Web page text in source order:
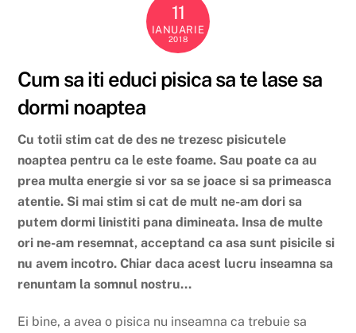
11
IANUARIE
2018
Cum sa iti educi pisica sa te lase sa
dormi noaptea
Cu totii stim cat de des ne trezesc pisicutele
noaptea pentru ca le este foame. Sau poate ca au
prea multa energie si vor sa se joace si sa primeasca
atentie. Si mai stim si cat de mult ne-am dori sa
putem dormi linistiti pana dimineata. Insa de multe
ori ne-am resemnat, acceptand ca asa sunt pisicile si
nu avem incotro. Chiar daca acest lucru inseamna sa
renuntam la somnul nostru…
Ei bine, a avea o pisica nu inseamna ca trebuie sa